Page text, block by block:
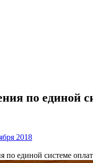
по единой
2018
по единой системе